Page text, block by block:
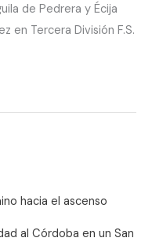
de Pedrera y Écija
en Tercera División F.S.
hacia el ascenso
al Córdoba en un San